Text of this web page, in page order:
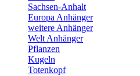
Sachsen-Anhalt
Europa Anhänger
weitere Anhänger
Welt Anhänger
Pflanzen
Kugeln
Totenkopf